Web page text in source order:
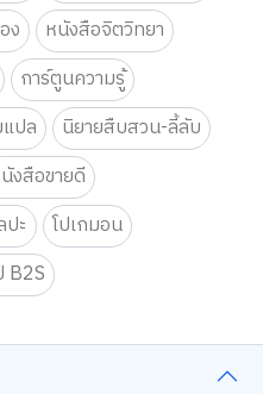
ง
หนังสือจิตวิทยา
การ์ตูนความรู้
ปล
นิยายสืบสวน-ลี้ลับ
งสือขายดี
ะ
โปเกมอน
B2S